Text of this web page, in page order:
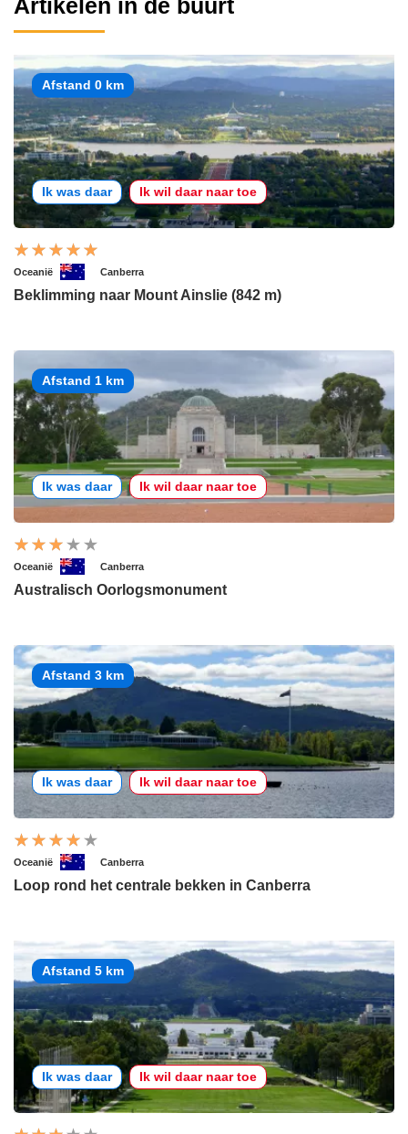
Artikelen in de buurt
Afstand 0 km
Ik was daar Ik wil daar naar toe
Oceanië Canberra
Beklimming naar Mount Ainslie (842 m)
Afstand 1 km
Ik was daar Ik wil daar naar toe
Oceanië Canberra
Australisch Oorlogsmonument
Afstand 3 km
Ik was daar Ik wil daar naar toe
Oceanië Canberra
Loop rond het centrale bekken in Canberra
Afstand 5 km
Ik was daar Ik wil daar naar toe